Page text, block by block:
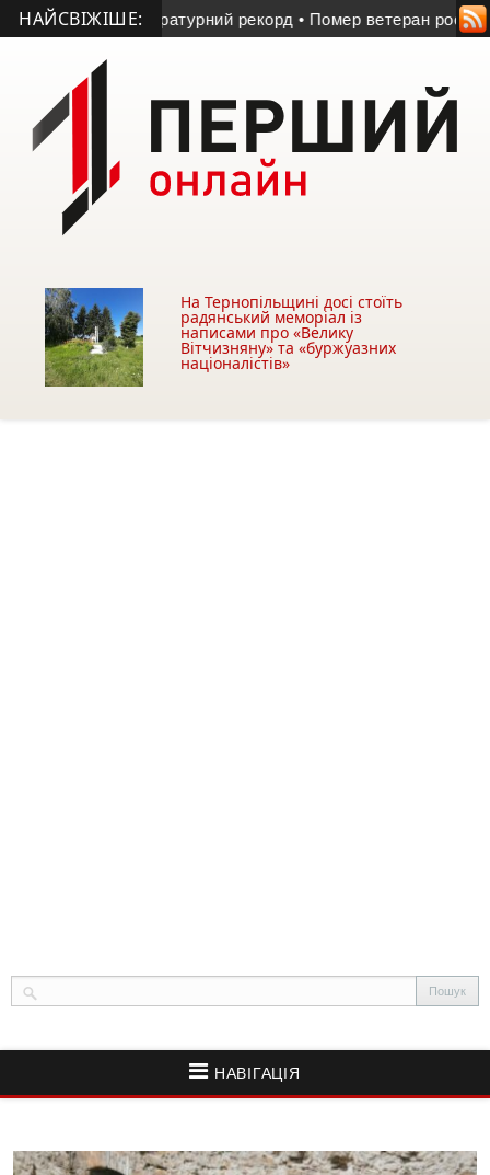
НАЙСВІЖІШЕ:
температурний рекорд • Помер ветеран російсько-
На Тернопільщині досі стоїть
радянський меморіал із
написами про «Велику
Вітчизняну» та «буржуазних
націоналістів»
НАВІГАЦІЯ